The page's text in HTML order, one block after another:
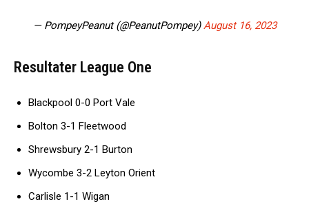
— PompeyPeanut (@PeanutPompey) August 16, 2023
Resultater League One
Blackpool 0-0 Port Vale
Bolton 3-1 Fleetwood
Shrewsbury 2-1 Burton
Wycombe 3-2 Leyton Orient
Carlisle 1-1 Wigan